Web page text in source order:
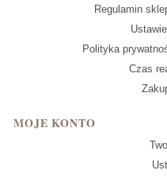
Regulamin
Polityka
Czas
MOJE KONTO